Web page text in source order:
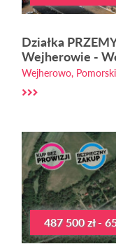
Działka
Wejherowie -
Wejherowo,
487 500 zł -